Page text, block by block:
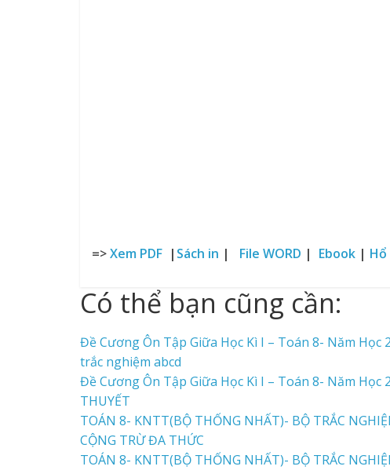
=>Xem PDF | Sách in | File WORD | Ebook |
Có thể bạn cũng cần:
Đề Cương Ôn Tập Giữa Học Kì I – Toán 8- Năm
trắc nghiệm abcd
Đề Cương Ôn Tập Giữa Học Kì I – Toán 8- Năm
THUYẾT
TOÁN 8- KNTT(BỘ THỐNG NHẤT)- BỘ TRẮC
CỘNG TRỪ ĐA THỨC
TOÁN 8- KNTT(BỘ THỐNG NHẤT)- BỘ TRẮC